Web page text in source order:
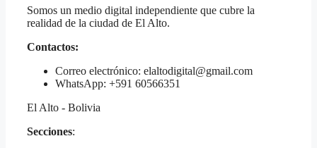
Somos un medio digital independiente que cubre la
realidad de la ciudad de El Alto.
Contactos:
Correo electrónico: elaltodigital@gmail.com
WhatsApp: +591 60566351
El Alto - Bolivia
Secciones: